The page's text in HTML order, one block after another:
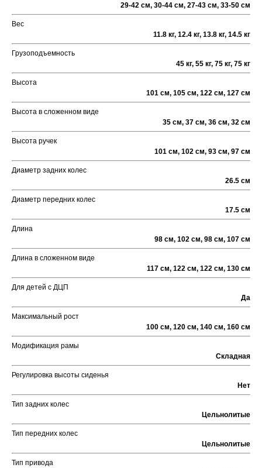
29-42 см, 30-44 см, 27-43 см, 33-50 см
Вес
11.8 кг, 12.4 кг, 13.8 кг, 14.5 кг
Грузоподъемность
45 кг, 55 кг, 75 кг, 75 кг
Высота
101 см, 105 см, 122 см, 127 см
Высота в сложенном виде
35 см, 37 см, 36 см, 32 см
Высота ручек
101 см, 102 см, 93 см, 97 см
Диаметр задних колес
26.5 см
Диаметр передних колес
17.5 см
Длина
98 см, 102 см, 98 см, 107 см
Длина в сложенном виде
117 см, 122 см, 122 см, 130 см
Для детей с ДЦП
Да
Максимальный рост
100 см, 120 см, 140 см, 160 см
Модификация рамы
Складная
Регулировка высоты сиденья
Нет
Тип задних колес
Цельнолитые
Тип передних колес
Цельнолитые
Тип привода